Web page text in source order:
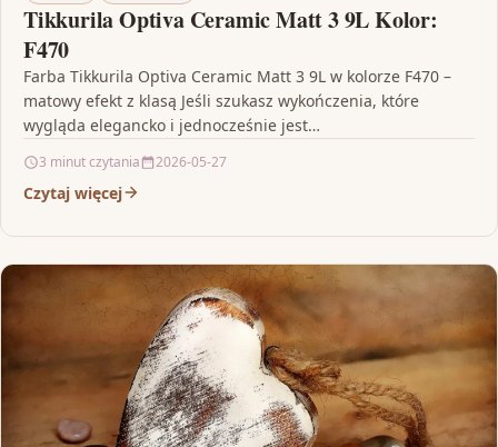
Tikkurila Optiva Ceramic Matt 3 9L Kolor:
F470
Farba Tikkurila Optiva Ceramic Matt 3 9L w kolorze F470 –
matowy efekt z klasą Jeśli szukasz wykończenia, które
wygląda elegancko i jednocześnie jest…
3 minut czytania 2026-05-27
Czytaj więcej